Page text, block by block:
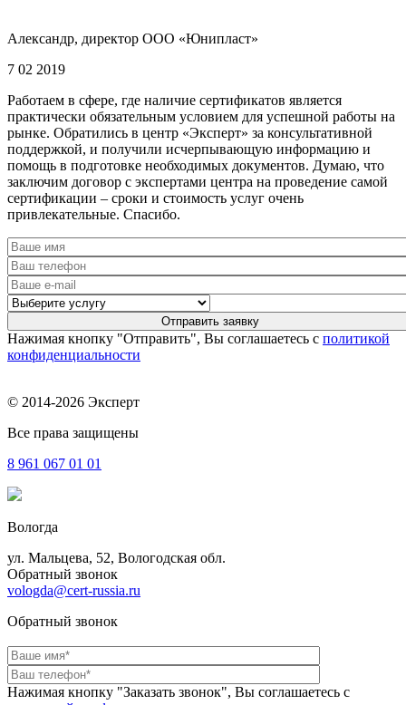
Александр, директор ООО «Юнипласт»
7 02 2019
Работаем в сфере, где наличие сертификатов является
практически обязательным условием для успешной работы на
рынке. Обратились в центр «Эксперт» за консультативной
поддержкой, и получили исчерпывающую информацию и
помощь в подготовке необходимых документов. Думаю, что
заключим договор с экспертами центра на проведение самой
сертификации – сроки и стоимость услуг очень
привлекательные. Спасибо.
Нажимая кнопку "Отправить", Вы соглашаетесь с политикой
конфиденциальности
© 2014-2026 Эксперт
Все права защищены
8 961 067 01 01
Вологда
ул. Мальцева, 52, Вологодская обл.
Обратный звонок
vologda@cert-russia.ru
Обратный звонок
Нажимая кнопку "Заказать звонок", Вы соглашаетесь с